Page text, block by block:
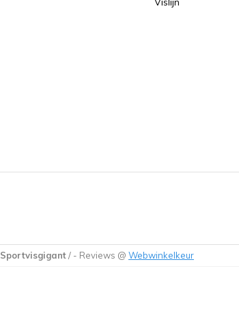
Sportvisgigant/ - Reviews @ Webwinkelkeur